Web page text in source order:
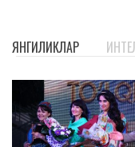
ЯНГИЛИКЛАР